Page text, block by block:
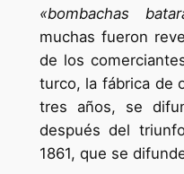
«bombachas
muchas fueron
de los
turco, la fábrica de
tres años, se
después del
1861, que se